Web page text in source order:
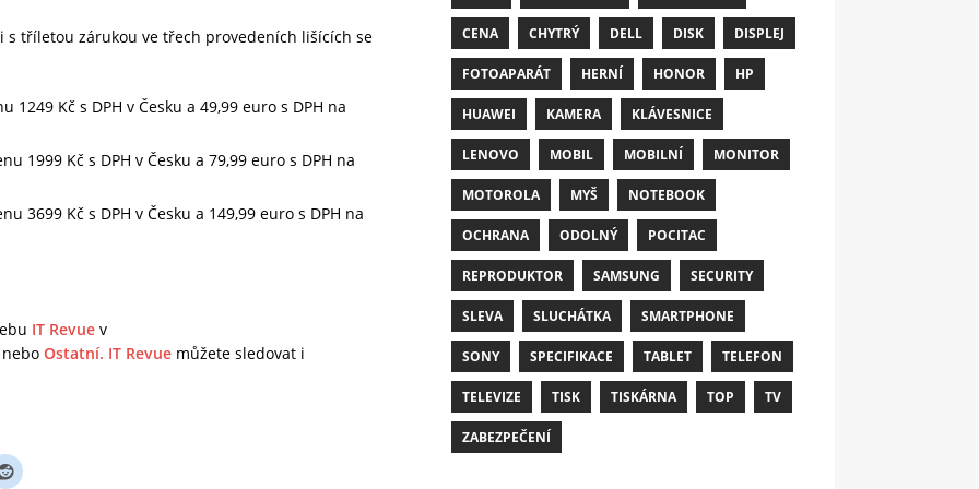
s tříletou zárukou ve třech provedeních lišících se
1249 Kč s DPH v Česku a 49,99 euro s DPH na
1999 Kč s DPH v Česku a 79,99 euro s DPH na
3699 Kč s DPH v Česku a 149,99 euro s DPH na
IT Revue v
Ostatní. IT Revue můžete sledovat i
CENA CHYTRÝ DELL DISK DISPLEJ
FOTOAPARÁT HERNÍ HONOR HP
HUAWEI KAMERA KLÁVESNICE
LENOVO MOBIL MOBILNÍ MONITOR
MOTOROLA MYŠ NOTEBOOK
OCHRANA ODOLNÝ POCITAC
REPRODUKTOR SAMSUNG SECURITY
SLEVA SLUCHÁTKA SMARTPHONE
SONY SPECIFIKACE TABLET TELEFON
TELEVIZE TISK TISKÁRNA TOP TV
ZABEZPEČENÍ